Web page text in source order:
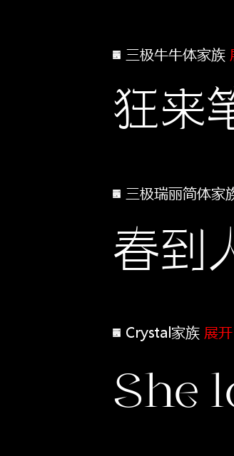
三极牛牛体家族
狂来
三极瑞丽简体家
春到
Crystal家族 展开
She